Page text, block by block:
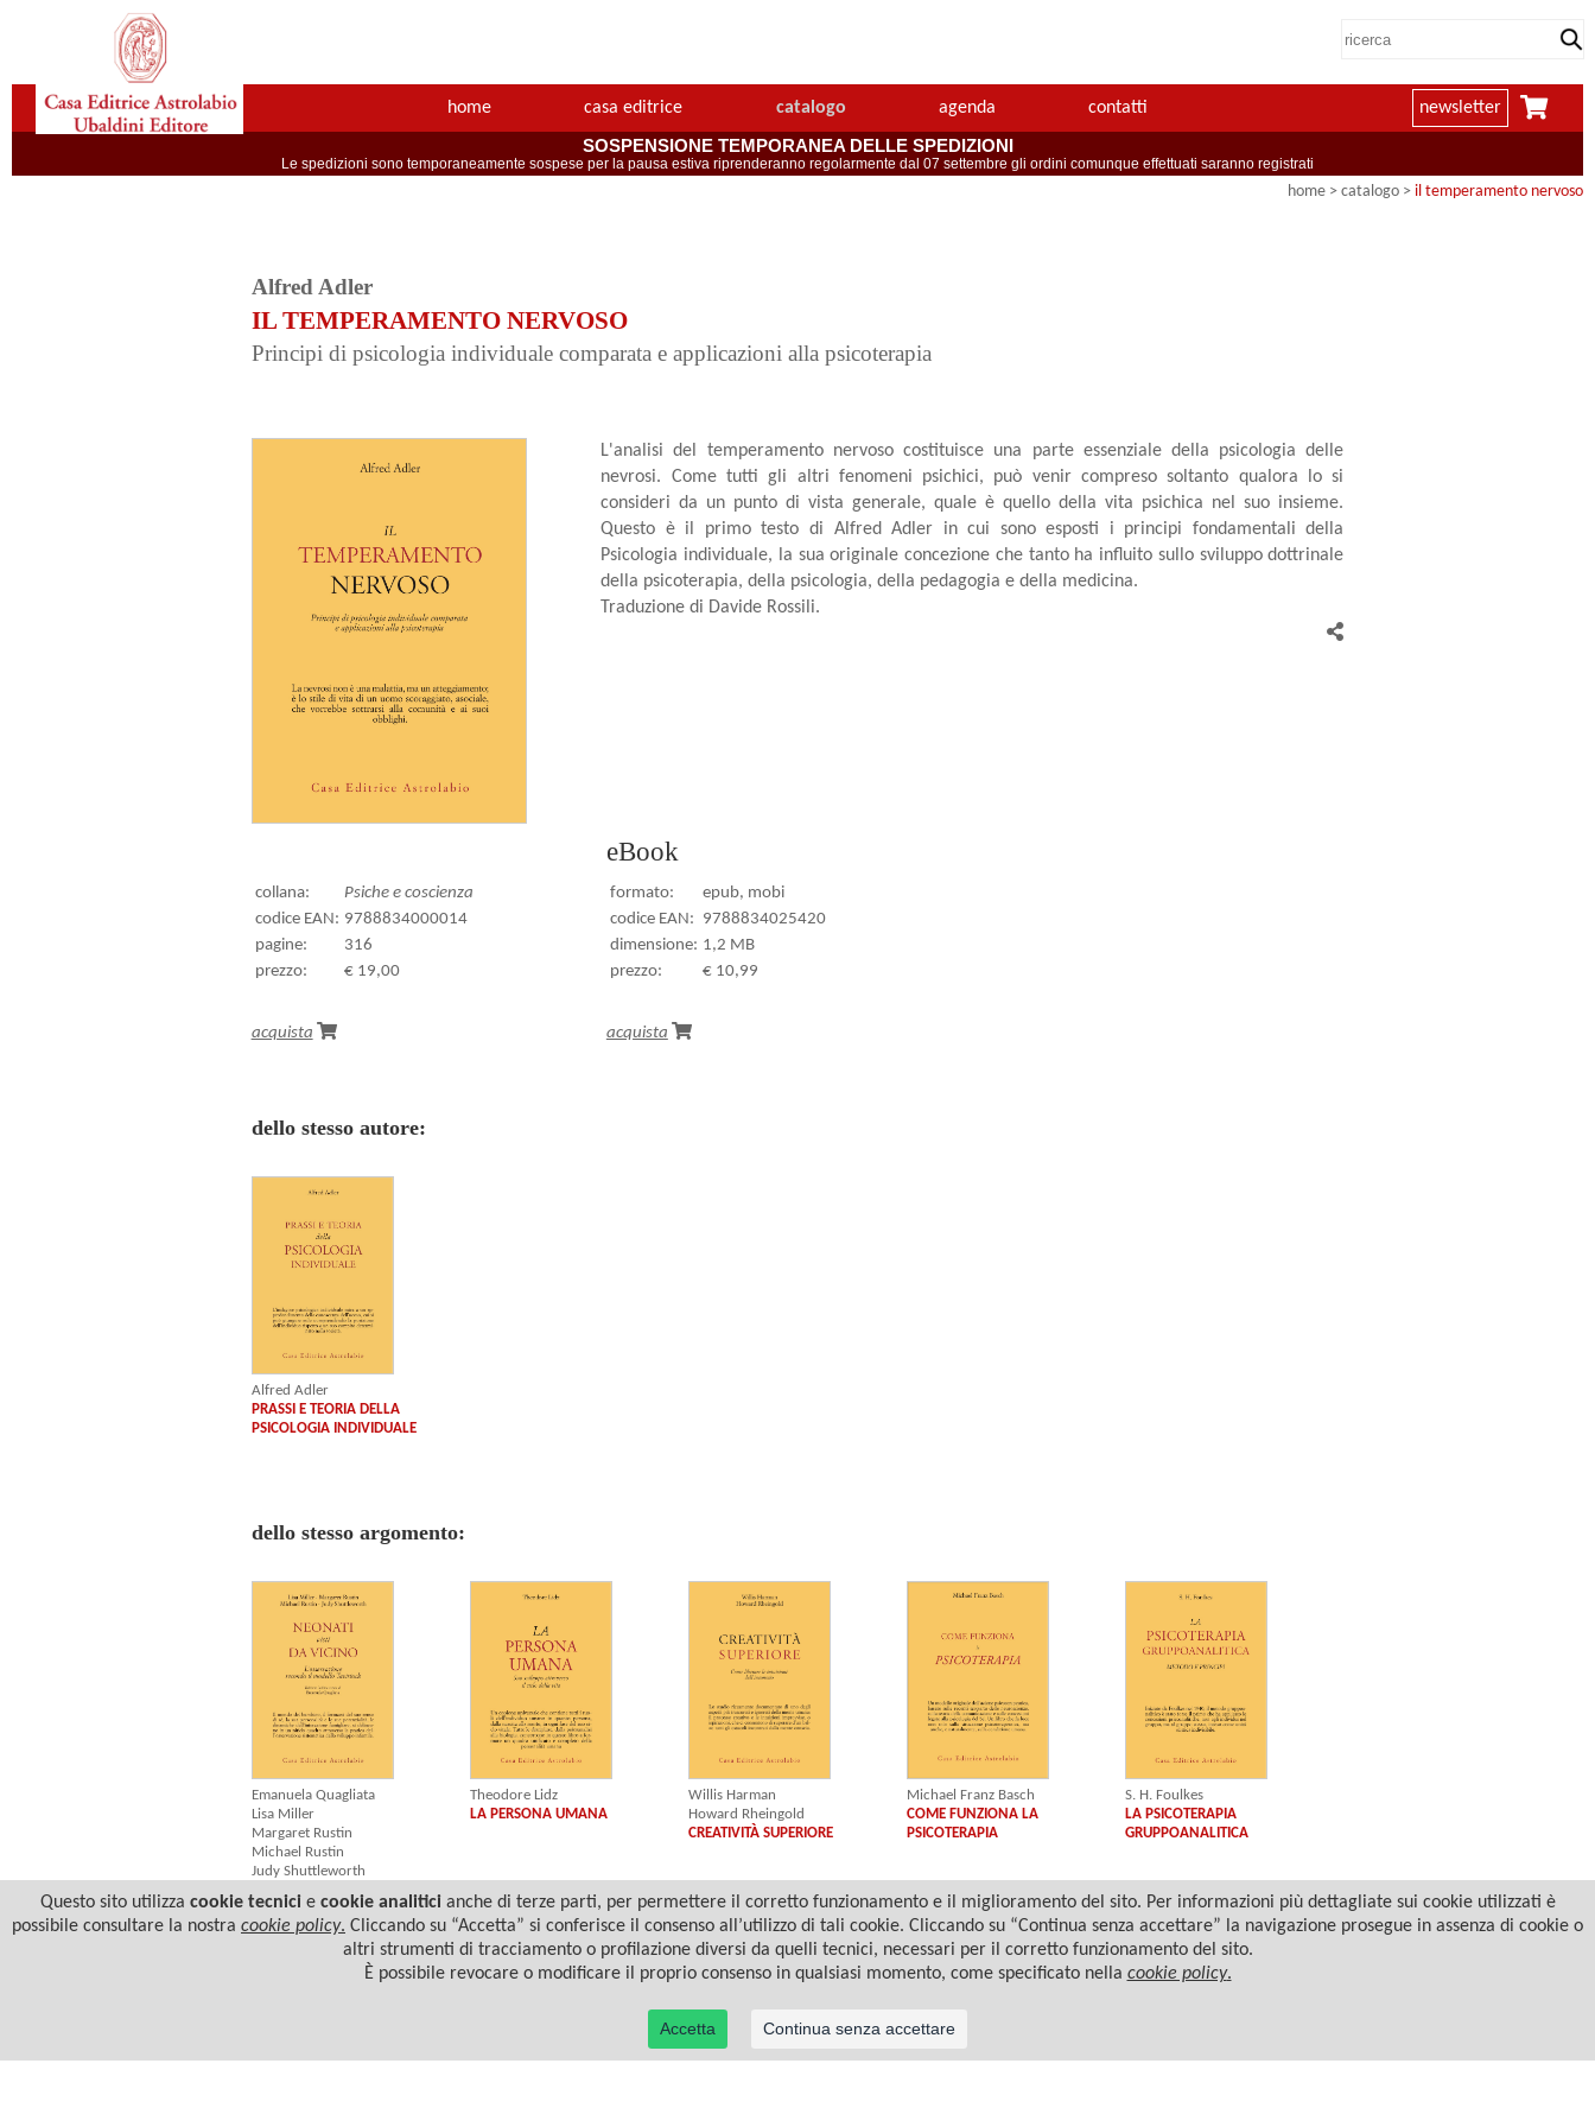
home casa editrice catalogo agenda contatti newsletter
SOSPENSIONE TEMPORANEA DELLE SPEDIZIONI
Le spedizioni sono temporaneamente sospese per la pausa estiva riprenderanno regolarmente dal 07 settembre gli ordini comunque effettuati saranno registrati
home > catalogo > il temperamento nervoso
Alfred Adler
IL TEMPERAMENTO NERVOSO
Principi di psicologia individuale comparata e applicazioni alla psicoterapia
L'analisi del temperamento nervoso costituisce una parte essenziale della psicologia delle
nevrosi. Come tutti gli altri fenomeni psichici, può venir compreso soltanto qualora lo si
consideri da un punto di vista generale, quale è quello della vita psichica nel suo insieme.
Questo è il primo testo di Alfred Adler in cui sono esposti i principi fondamentali della
Psicologia individuale, la sua originale concezione che tanto ha influito sullo sviluppo dottrinale
della psicoterapia, della psicologia, della pedagogia e della medicina.
Traduzione di Davide Rossili.
collana:
Psiche e coscienza
codice EAN: 9788834000014
pagine:
316
prezzo:
€ 19,00
acquista
eBook
formato:
epub, mobi
codice EAN: 9788834025420
dimensione: 1,2 MB
prezzo:
€ 10,99
acquista
dello stesso autore:
Alfred Adler
PRASSI E TEORIA DELLA
PSICOLOGIA INDIVIDUALE
dello stesso argomento:
Emanuela Quagliata
Lisa Miller
Margaret Rustin
Michael Rustin
Judy Shuttleworth
Theodore Lidz
LA PERSONA UMANA
Willis Harman
Howard Rheingold
CREATIVITÀ SUPERIORE
Michael Franz Basch
COME FUNZIONA LA
PSICOTERAPIA
S. H. Foulkes
LA PSICOTERAPIA
GRUPPOANALITICA
© 2022 Casa Editrice Astrolabio - Ubaldini Editore S.r.l. - P.IVA 10323461003 |
Questo sito utilizza cookie tecnicie cookie analiticianche di terze parti, per permettere il corretto funzionamento e il miglioramento del sito. Per informazioni più dettagliate sui cookie utilizzati è
possibile consultare la nostra cookie policy. Cliccando su “Accetta” si conferisce il consenso all’utilizzo di tali cookie. Cliccando su “Continua senza accettare” la navigazione prosegue in assenza di cookie o
altri strumenti di tracciamento o profilazione diversi da quelli tecnici, necessari per il corretto funzionamento del sito.
È possibile revocare o modificare il proprio consenso in qualsiasi momento, come specificato nella cookie policy.
Accetta Continua senza accettare